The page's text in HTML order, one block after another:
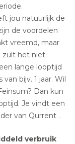
jou natuurlijk de
de voordelen
vreemd, maar
zult het niet
lange looptijd
bijv. 1 jaar. Wil
Dan kun
Je vindt een
van Qurrent .
verbruik